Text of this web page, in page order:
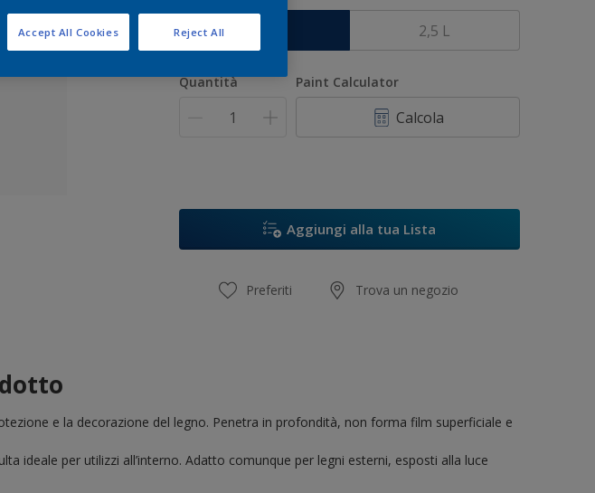
2,5 L
Quantità Paint Calculator
Calcola
Aggiungi alla tua Lista
Preferiti Trova un negozio
e la decorazione del legno. Penetra in profondità, non forma film superficiale e
ideale per utilizzi all’interno. Adatto comunque per legni esterni, esposti alla luce
Reject All
Accept All Cookies